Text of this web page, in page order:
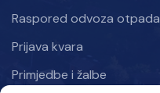
Raspored odvoza otpada
Prijava kvara
Primjedbe i žalbe